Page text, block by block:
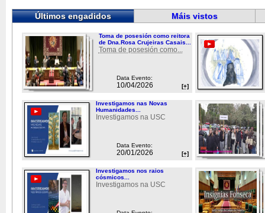
Últimos engadidos Máis vistos
Toma de posesión como reitora
de Dna.Rosa Crujeiras Casais...
Toma de posesión como...
Data Evento:
10/04/2026 [+]
Investigamos nas Novas
Humanidades...
Investigamos na USC
Data Evento:
20/01/2026 [+]
Investigamos nos raios
cósmicos...
Investigamos na USC